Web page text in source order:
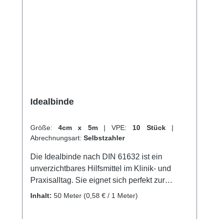
Idealbinde
Größe: 4cm x 5m | VPE: 10 Stück |
Abrechnungsart: Selbstzahler
Die Idealbinde nach DIN 61632 ist ein
unverzichtbares Hilfsmittel im Klinik- und
Praxisalltag. Sie eignet sich perfekt zur
kräftigen Kompression der Extremitäten in der
Inhalt: 50 Meter (0,58 € / 1 Meter)